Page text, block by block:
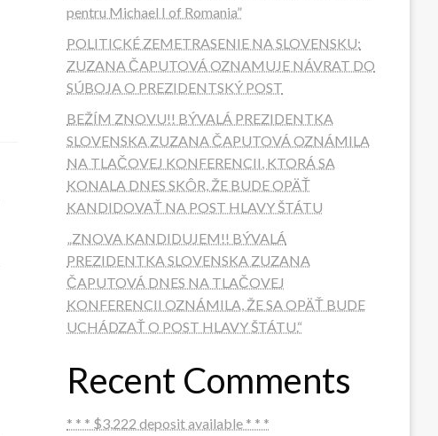
pentru Michael I of Romania”
POLITICKÉ ZEMETRASENIE NA SLOVENSKU:
ZUZANA ČAPUTOVÁ OZNAMUJE NÁVRAT DO
SÚBOJA O PREZIDENTSKÝ POST
BEŽÍM ZNOVU!! BÝVALÁ PREZIDENTKA
SLOVENSKA ZUZANA ČAPUTOVÁ OZNÁMILA
NA TLAČOVEJ KONFERENCII, KTORÁ SA
KONALA DNES SKÔR, ŽE BUDE OPÄŤ
KANDIDOVAŤ NA POST HLAVY ŠTÁTU
„ZNOVA KANDIDUJEM!! BÝVALÁ
PREZIDENTKA SLOVENSKA ZUZANA
ČAPUTOVÁ DNES NA TLAČOVEJ
KONFERENCII OZNÁMILA, ŽE SA OPÄŤ BUDE
UCHÁDZAŤ O POST HLAVY ŠTÁTU.“
Recent Comments
* * * $3,222 deposit available * * *